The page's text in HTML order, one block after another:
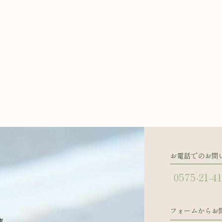
お電話でのお問
0575-21-
フォームからお